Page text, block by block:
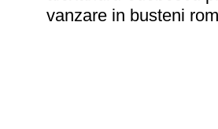
vanzare in busteni